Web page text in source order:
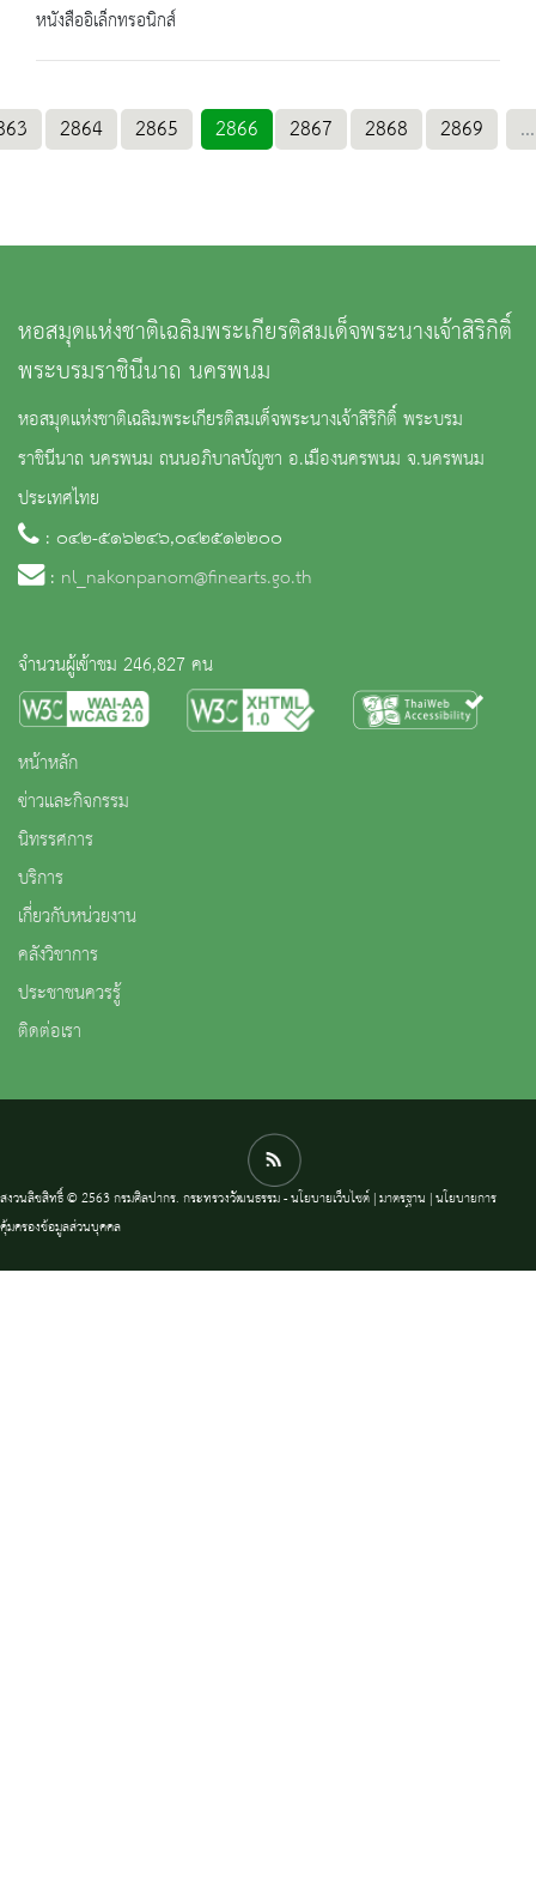
หนังสืออิเล็กทรอนิกส์
2864 2865 2866 2867 2868 2869 ...
หอสมุดแห่งชาติเฉลิมพระเกียรติสมเด็จพระนางเจ้าสิริกิติ์
พระบรมราชินีนาถ นครพนม
หอสมุดแห่งชาติเฉลิมพระเกียรติสมเด็จพระนางเจ้าสิริกิติ์ พระบรม
ราชินีนาถ นครพนม ถนนอภิบาลบัญชา อ.เมืองนครพนม จ.นครพนม
ประเทศไทย
: ๐๔๒-๕๑๖๒๔๖,๐๔๒๕๑๒๒๐๐
: nl_nakonpanom@finearts.go.th
จำนวนผู้เข้าชม 246,827 คน
หน้าหลัก
ข่าวและกิจกรรม
นิทรรศการ
บริการ
เกี่ยวกับหน่วยงาน
คลังวิชาการ
ประชาชนควรรู้
ติดต่อเรา
สงวนลิขสิทธิ์ © 2563 กรมศิลปากร. กระทรวงวัฒนธรรม -นโยบายเว็บไซต์|มาตรฐาน |นโยบายการ
คุ้มครองข้อมูลส่วนบุคคล